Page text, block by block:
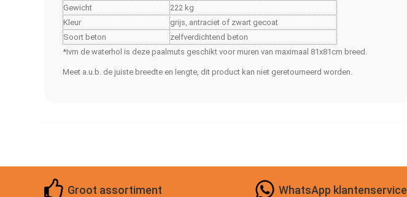
Gewicht
222 kg
Kleur
grijs, antraciet of zwart gecoat
Soort beton
zelfverdichtend beton
*Ivm de waterhol is deze paalmuts geschikt voor muren van maximaal 81x81cm breed.
Meet a.u.b. de juiste breedte en lengte, dit product kan niet geretourneerd worden.
Groot assortiment WhatsApp klantenservice